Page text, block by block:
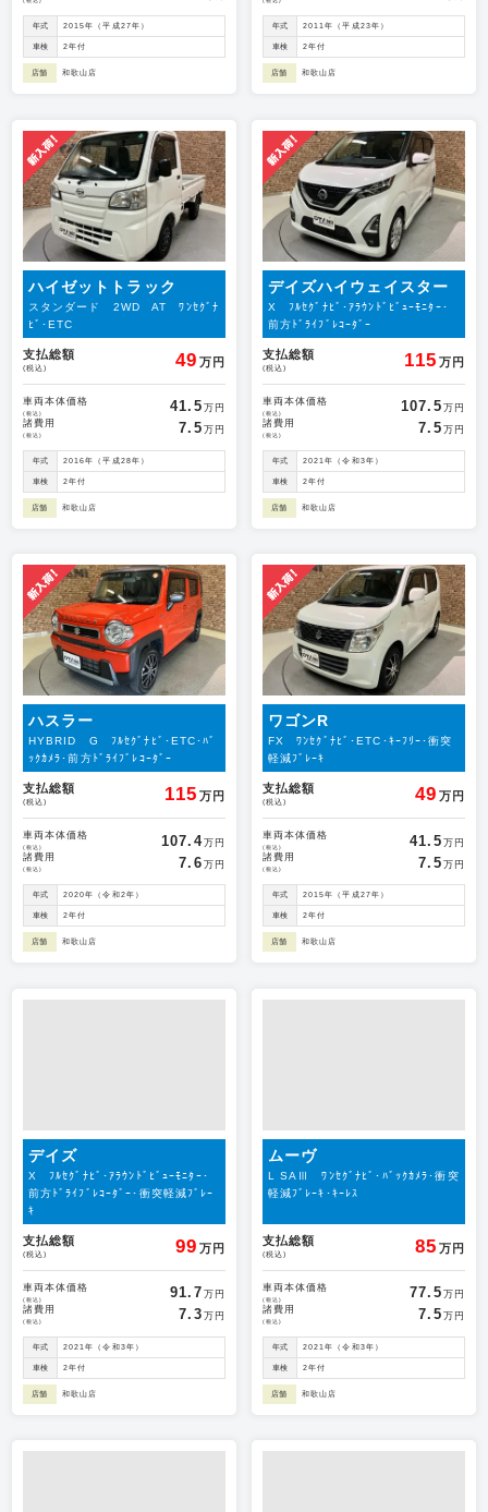
年式 2015年（平成27年）
車検 2年付
店舗 和歌山店
年式 2011年（平成23年）
車検 2年付
店舗 和歌山店
ハイゼットトラック
スタンダード 2WD AT ﾜﾝｾｸﾞﾅ
ﾋﾞ･ETC
支払総額
(税込) 49 万円
車両本体価格
(税込) 41.5 万円
諸費用
(税込) 7.5 万円
年式 2016年（平成28年）
車検 2年付
店舗 和歌山店
デイズハイウェイスター
X ﾌﾙｾｸﾞﾅﾋﾞ･ｱﾗｳﾝﾄﾞﾋﾞｭｰﾓﾆﾀｰ･
前方ﾄﾞﾗｲﾌﾞﾚｺｰﾀﾞｰ
支払総額
(税込) 115 万円
車両本体価格
(税込) 107.5 万円
諸費用
(税込) 7.5 万円
年式 2021年（令和3年）
車検 2年付
店舗 和歌山店
ハスラー
HYBRID G ﾌﾙｾｸﾞﾅﾋﾞ･ETC･ﾊﾞ
ｯｸｶﾒﾗ･前方ﾄﾞﾗｲﾌﾞﾚｺｰﾀﾞｰ
支払総額
(税込) 115 万円
車両本体価格
(税込) 107.4万円
諸費用
(税込) 7.6 万円
年式 2020年（令和2年）
車検 2年付
店舗 和歌山店
ワゴンR
FX ﾜﾝｾｸﾞﾅﾋﾞ･ETC･ｷｰﾌﾘｰ･衝突
軽減ﾌﾞﾚｰｷ
支払総額
(税込) 49 万円
車両本体価格
(税込) 41.5 万円
諸費用
(税込) 7.5 万円
年式 2015年（平成27年）
車検 2年付
店舗 和歌山店
デイズ
X ﾌﾙｾｸﾞﾅﾋﾞ･ｱﾗｳﾝﾄﾞﾋﾞｭｰﾓﾆﾀｰ･
前方ﾄﾞﾗｲﾌﾞﾚｺｰﾀﾞｰ･衝突軽減ﾌﾞﾚｰ
ｷ
支払総額
(税込) 99 万円
車両本体価格
(税込) 91.7 万円
諸費用
(税込) 7.3 万円
年式 2021年（令和3年）
車検 2年付
店舗 和歌山店
ムーヴ
L SAⅢ ﾜﾝｾｸﾞﾅﾋﾞ･ﾊﾞｯｸｶﾒﾗ･衝突
軽減ﾌﾞﾚｰｷ･ｷｰﾚｽ
支払総額
(税込) 85 万円
車両本体価格
(税込) 77.5 万円
諸費用
(税込) 7.5 万円
年式 2021年（令和3年）
車検 2年付
店舗 和歌山店